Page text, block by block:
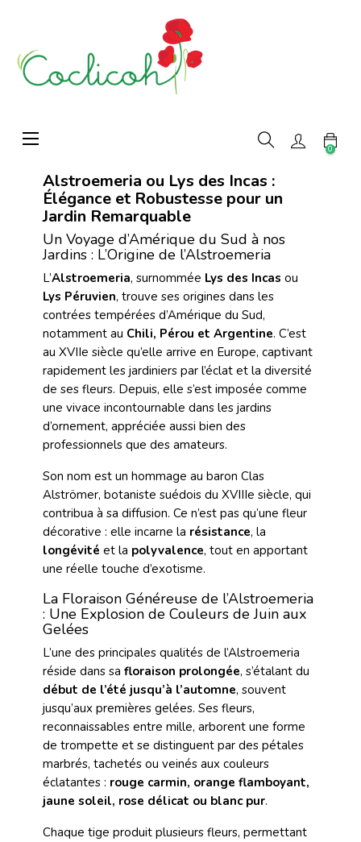
Basculer
la
☰
0
Alstroemeria ou Lys des Incas :
Élégance et Robustesse pour un
Jardin Remarquable
Un Voyage d’Amérique du Sud à nos
Jardins : L’Origine de l’Alstroemeria
L’Alstroemeria, surnommée Lys des Incas ou
Lys Péruvien, trouve ses origines dans les
contrées tempérées d’Amérique du Sud,
notamment au Chili, Pérou et Argentine. C’est
au XVIIe siècle qu’elle arrive en Europe, captivant
rapidement les jardiniers par l’éclat et la diversité
de ses fleurs. Depuis, elle s’est imposée comme
une vivace incontournable dans les jardins
d’ornement, appréciée aussi bien des
professionnels que des amateurs.
Son nom est un hommage au baron Clas
Alströmer, botaniste suédois du XVIIIe siècle, qui
contribua à sa diffusion. Ce n’est pas qu’une fleur
décorative : elle incarne la résistance, la
longévité et la polyvalence, tout en apportant
une réelle touche d’exotisme.
La Floraison Généreuse de l’Alstroemeria
: Une Explosion de Couleurs de Juin aux
Gelées
L’une des principales qualités de l’Alstroemeria
réside dans sa floraison prolongée, s’étalant du
début de l’été jusqu’à l’automne, souvent
jusqu’aux premières gelées. Ses fleurs,
reconnaissables entre mille, arborent une forme
de trompette et se distinguent par des pétales
marbrés, tachetés ou veinés aux couleurs
éclatantes : rouge carmin, orange flamboyant,
jaune soleil, rose délicat ou blanc pur.
Chaque tige produit plusieurs fleurs, permettant